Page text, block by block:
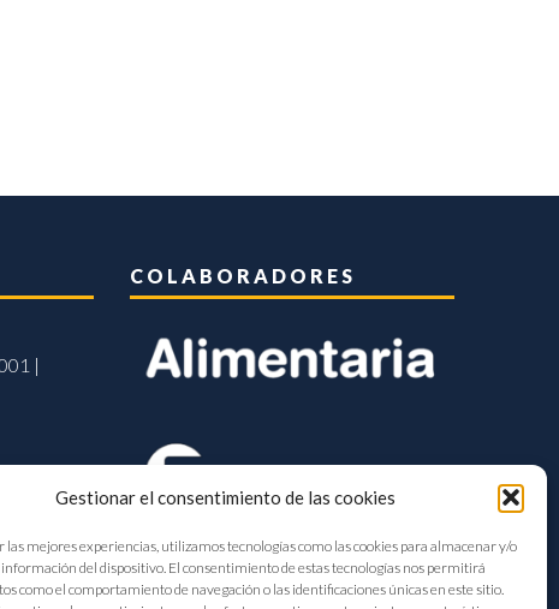
Gestionar el consentimiento de las cookies
las mejores experiencias, utilizamos tecnologías como las cookies para almacenar y/o
información del dispositivo. El consentimiento de estas tecnologías nos permitirá
como el comportamiento de navegación o las identificaciones únicas en este sitio.
|
COLABORADORES